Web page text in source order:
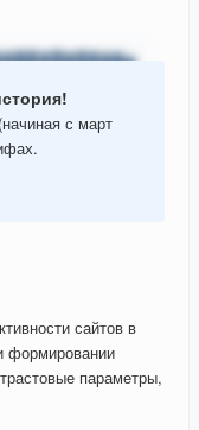
с март
сайтов в
формировании
параметры,